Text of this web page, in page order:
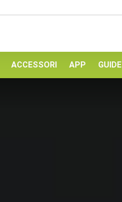
ACCESSORI APP GUIDE